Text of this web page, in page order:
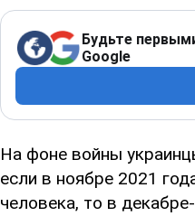
Будьте
Google
На фоне войны
если в ноябре 2021
человека, то в